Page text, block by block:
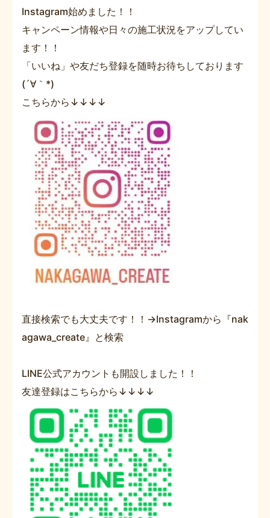
Instagram始めました！！
キャンペーン情報や日々の施工状況をアップしてい
ます！！
「いいね」や友だち登録を随時お待ちしております
(´∀｀*)
こちらから↓↓↓↓
直接検索でも大丈夫です！！→Instagramから『nak
agawa_create』と検索
LINE公式アカウントも開設しました！！
友達登録はこちらから↓↓↓↓